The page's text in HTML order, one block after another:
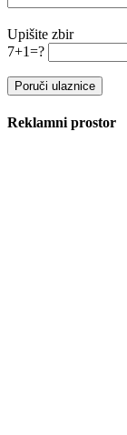
Upišite zbir
7+1=?
Reklamni prostor